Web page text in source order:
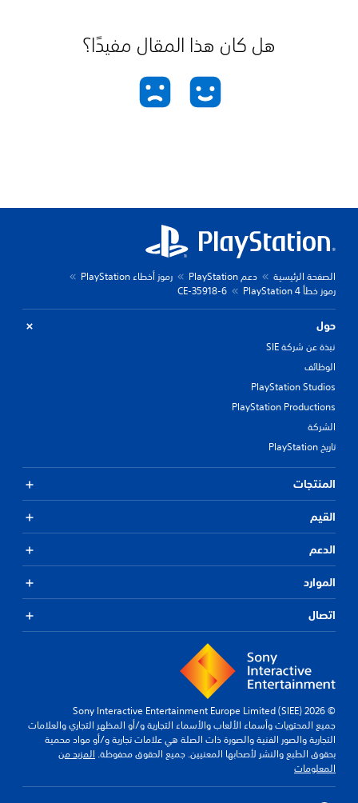
هل كان هذا المقال مفيدًا؟
الصفحة الرئيسية دعم PlayStation
رموز أخطاء PlayStation
رموز خطأ PlayStation 4
CE-35918-6
حول
نبذة عن شركة SIE
الوظائف
PlayStation Studios
PlayStation Productions
الشركة
تاريخ PlayStation
المنتجات
القيم
الدعم
الموارد
اتصال
© 2026 Sony Interactive Entertainment Europe Limited (SIEE)
جميع المحتويات وأسماء الألعاب والأسماء التجارية و/أو المظهر التجاري والعلامات
التجارية والصور الفنية والصورة ذات الصلة هي علامات تجارية و/أو مواد محمية
بحقوق الطبع والنشر لأصحابها المعنيين. جميع الحقوق محفوظة. المزيد من
المعلومات